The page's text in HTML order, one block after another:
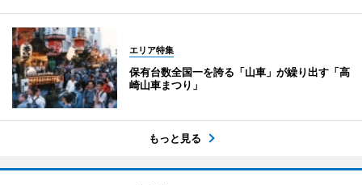
エリア特集
保有台数全国一を誇る「山車」が繰り出す「高
崎山車まつり」
もっと見る